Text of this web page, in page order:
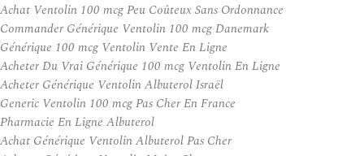
Achat Ventolin 100 mcg Peu Coûteux Sans Ordonnance
Commander Générique Ventolin 100 mcg Danemark
Générique 100 mcg Ventolin Vente En Ligne
Acheter Du Vrai Générique 100 mcg Ventolin En Ligne
Acheter Générique Ventolin Albuterol Israël
Generic Ventolin 100 mcg Pas Cher En France
Pharmacie En Ligne Albuterol
Achat Générique Ventolin Albuterol Pas Cher